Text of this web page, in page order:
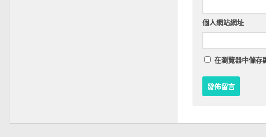
個人網站網址
在瀏覽器中儲存